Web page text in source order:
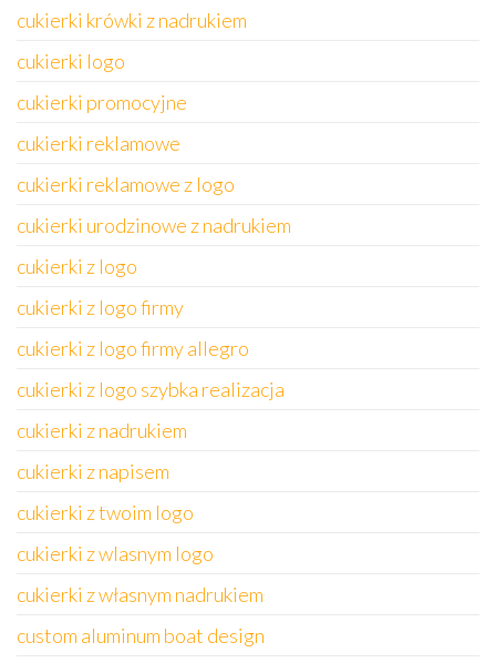
cukierki krówki z nadrukiem
cukierki logo
cukierki promocyjne
cukierki reklamowe
cukierki reklamowe z logo
cukierki urodzinowe z nadrukiem
cukierki z logo
cukierki z logo firmy
cukierki z logo firmy allegro
cukierki z logo szybka realizacja
cukierki z nadrukiem
cukierki z napisem
cukierki z twoim logo
cukierki z wlasnym logo
cukierki z własnym nadrukiem
custom aluminum boat design